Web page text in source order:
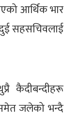
आर्थिक भार
दुई सहसचिवलाई
कैदीबन्दीहरू
जलेको भन्दै